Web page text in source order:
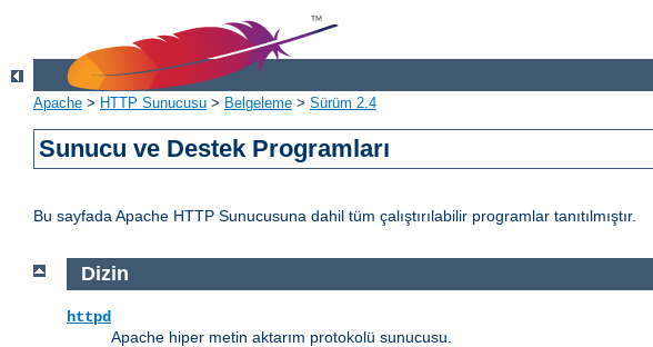
Apache > HTTP Sunucusu > Belgeleme > Sürüm 2.4
Sunucu ve Destek Programları
Bu sayfada Apache HTTP Sunucusuna dahil tüm çalıştırılabilir programlar tanıtılmıştır.
Dizin
httpd
Apache hiper metin aktarım protokolü sunucusu.